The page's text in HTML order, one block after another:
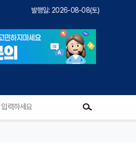
발행일: 2026-08-08(토)